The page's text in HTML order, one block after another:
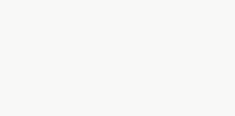
"Евровидении-2013", знают
без исключения
Агафонас Иаковидис
раннем детстве
самостоятельно освоил